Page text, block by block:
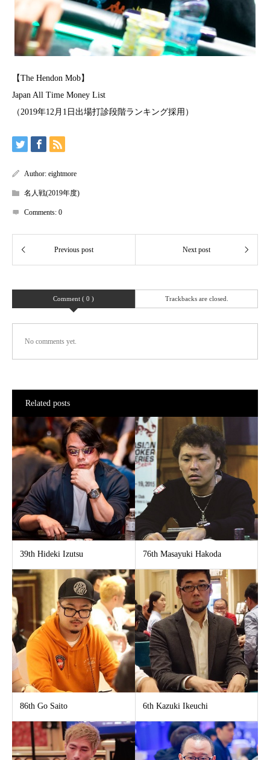
【The Hendon Mob】
Japan All Time Money List
（2019年12月1日出場打診段階ランキング採用）
Author: eightmore
名人戦(2019年度)
Comments: 0
Comment ( 0 ) Trackbacks are closed.
No comments yet.
Related posts
39th Hideki Izutsu 76th Masayuki Hakoda
86th Go Saito 6th Kazuki Ikeuchi